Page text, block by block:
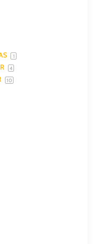
1
4
10